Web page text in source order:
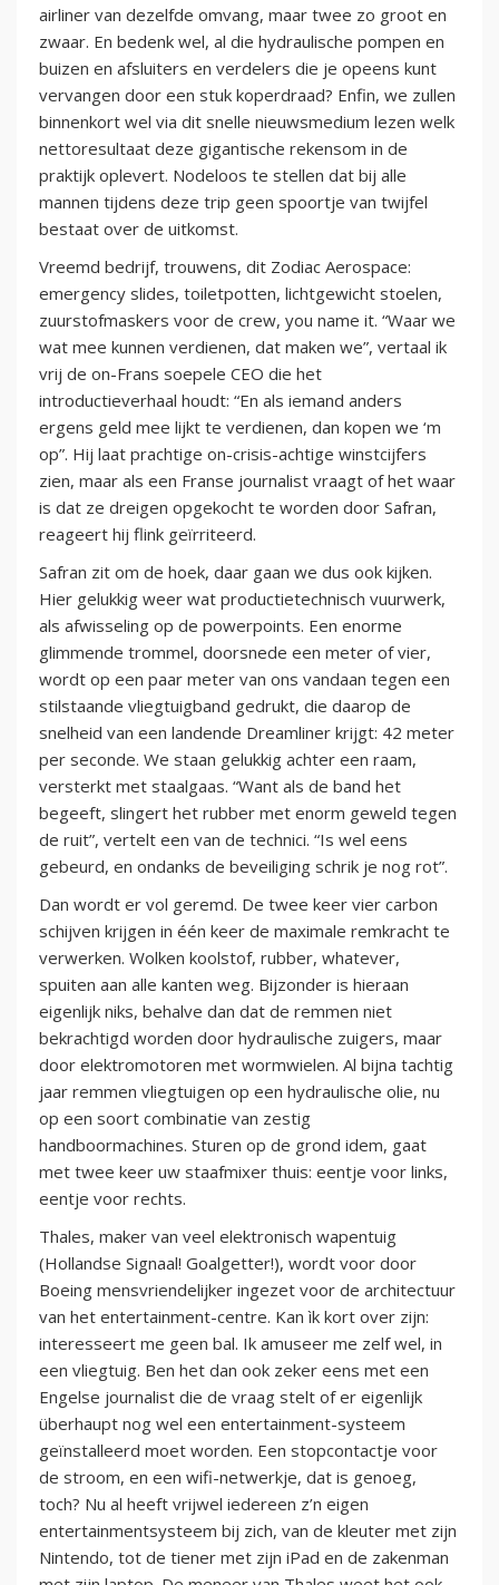
airliner van dezelfde omvang, maar twee zo groot en
zwaar. En bedenk wel, al die hydraulische pompen en
buizen en afsluiters en verdelers die je opeens kunt
vervangen door een stuk koperdraad? Enfin, we zullen
binnenkort wel via dit snelle nieuwsmedium lezen welk
nettoresultaat deze gigantische rekensom in de
praktijk oplevert. Nodeloos te stellen dat bij alle
mannen tijdens deze trip geen spoortje van twijfel
bestaat over de uitkomst.
Vreemd bedrijf, trouwens, dit Zodiac Aerospace:
emergency slides, toiletpotten, lichtgewicht stoelen,
zuurstofmaskers voor de crew, you name it. “Waar we
wat mee kunnen verdienen, dat maken we”, vertaal ik
vrij de on-Frans soepele CEO die het
introductieverhaal houdt: “En als iemand anders
ergens geld mee lijkt te verdienen, dan kopen we ‘m
op”. Hij laat prachtige on-crisis-achtige winstcijfers
zien, maar als een Franse journalist vraagt of het waar
is dat ze dreigen opgekocht te worden door Safran,
reageert hij flink geïrriteerd.
Safran zit om de hoek, daar gaan we dus ook kijken.
Hier gelukkig weer wat productietechnisch vuurwerk,
als afwisseling op de powerpoints. Een enorme
glimmende trommel, doorsnede een meter of vier,
wordt op een paar meter van ons vandaan tegen een
stilstaande vliegtuigband gedrukt, die daarop de
snelheid van een landende Dreamliner krijgt: 42 meter
per seconde. We staan gelukkig achter een raam,
versterkt met staalgaas. “Want als de band het
begeeft, slingert het rubber met enorm geweld tegen
de ruit”, vertelt een van de technici. “Is wel eens
gebeurd, en ondanks de beveiliging schrik je nog rot”.
Dan wordt er vol geremd. De twee keer vier carbon
schijven krijgen in één keer de maximale remkracht te
verwerken. Wolken koolstof, rubber, whatever,
spuiten aan alle kanten weg. Bijzonder is hieraan
eigenlijk niks, behalve dan dat de remmen niet
bekrachtigd worden door hydraulische zuigers, maar
door elektromotoren met wormwielen. Al bijna tachtig
jaar remmen vliegtuigen op een hydraulische olie, nu
op een soort combinatie van zestig
handboormachines. Sturen op de grond idem, gaat
met twee keer uw staafmixer thuis: eentje voor links,
eentje voor rechts.
Thales, maker van veel elektronisch wapentuig
(Hollandse Signaal! Goalgetter!), wordt voor door
Boeing mensvriendelijker ingezet voor de architectuur
van het entertainment-centre. Kan ìk kort over zijn:
interesseert me geen bal. Ik amuseer me zelf wel, in
een vliegtuig. Ben het dan ook zeker eens met een
Engelse journalist die de vraag stelt of er eigenlijk
überhaupt nog wel een entertainment-systeem
geïnstalleerd moet worden. Een stopcontactje voor
de stroom, en een wifi-netwerkje, dat is genoeg,
toch? Nu al heeft vrijwel iedereen z’n eigen
entertainmentsysteem bij zich, van de kleuter met zijn
Nintendo, tot de tiener met zijn iPad en de zakenman